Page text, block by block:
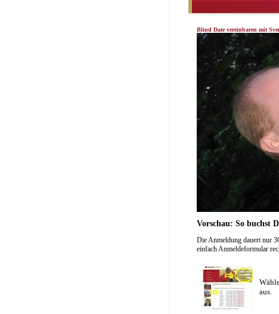
Blind Date vereinbaren mit
Vorschau: So buchst
Die Anmeldung dauert nur
einfach Anmeldeformular
aus.